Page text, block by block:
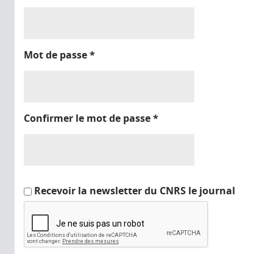
Mot de passe*
Confirmer le mot de passe*
Recevoir la newsletter du CNRS le journal